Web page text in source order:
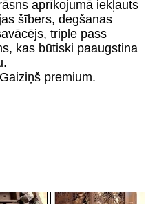
aprīkojumā iekļauts
šībers, degšanas
triple pass
kas būtiski paaugstina
premium.